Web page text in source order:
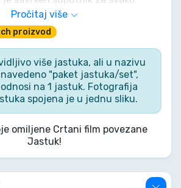
putovanje ili samo ugodnu noć
bolje rečeno, Angel!) održat će
san neometanim, bez obzira
Gantua ili samo uživate u mirnom
od samog jastuka; to je zagrljaj
eksperimenta!
Pročitaj više
proizvod
više jastuka, ali u nazivu
"paket jastuka/set",
na 1 jastuk. Fotografija
spojena je u jednu sliku.
omiljene Crtani film povezane
Jastuk!